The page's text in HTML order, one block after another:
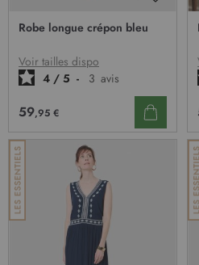
Robe longue crépon bleu
Voir tailles dispo
4 / 5 - 3 avis
59,95 €